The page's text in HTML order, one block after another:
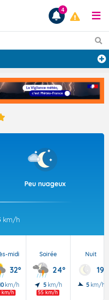
4
Peu nuageux
km/h
midi
32°
km/h
km/h
Soirée
24°
5 km/h
55 km/h
Nuit
19°
5 km/h